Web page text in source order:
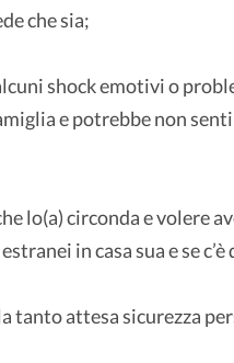
che sia;
shock emotivi o
e potrebbe non
lo(a) circonda e volere
in casa sua e se
tanto attesa sicurezza